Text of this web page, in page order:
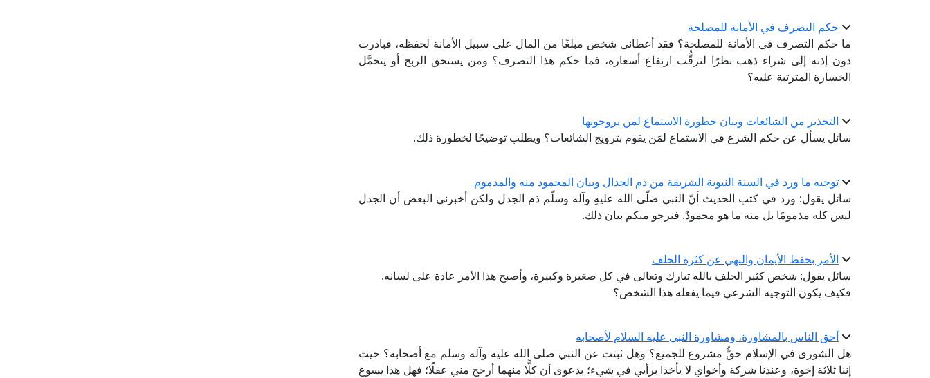
حكم التصرف في الأمانة للمصلحة
ما حكم التصرف في الأمانة للمصلحة؟ فقد أعطاني شخص مبلغًا من المال على سبيل الأمانة لحفظه، فبادرت
دون إذنه إلى شراء ذهب نظرًا لترقُّب ارتفاع أسعاره، فما حكم هذا التصرف؟ ومن يستحق الربح أو يتحمَّل
الخسارة المترتبة عليه؟
التحذير من الشائعات وبيان خطورة الاستماع لمن يروجونها
سائل يسأل عن حكم الشرع في الاستماع لمَن يقوم بترويج الشائعات؟ ويطلب توضيحًا لخطورة ذلك.
توجيه ما ورد في السنة النبوية الشريفة من ذم الجدال وبيان المحمود منه والمذموم
سائل يقول: ورد في كتب الحديث أنّ النبي صلّى الله عليهِ وآله وسلّم ذم الجدل ولكن أخبرني البعض أن الجدل
ليس كله مذمومًا بل منه ما هو محمودٌ. فنرجو منكم بيان ذلك.
الأمر بحفظ الأيمان والنهي عن كثرة الحلف
سائل يقول: شخص كثير الحلف بالله تبارك وتعالى في كل صغيرة وكبيرة، وأصبح هذا الأمر عادة على لسانه.
فكيف يكون التوجيه الشرعي فيما يفعله هذا الشخص؟
أحق الناس بالمشاورة، ومشاورة النبي عليه السلام لأصحابه
هل الشورى في الإسلام حقٌّ مشروع للجميع؟ وهل ثبتت عن النبي صلى الله عليه وآله وسلم مع أصحابه؟ حيث
إننا ثلاثة إخوة، وعندنا شركة وأخواي لا يأخذا برأيي في شيء؛ بدعوى أن كلًّا منهما أرجح مني عقلًا؛ فهل هذا يسوغ